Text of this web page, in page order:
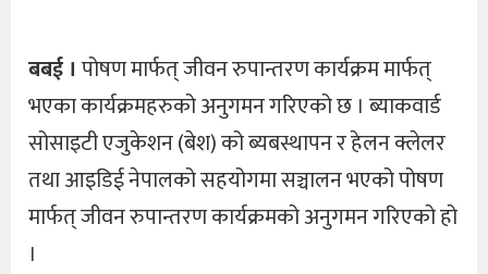
बबई । पोषण मार्फत् जीवन रुपान्तरण कार्यक्रम मार्फत्
भएका कार्यक्रमहरुको अनुगमन गरिएको छ । ब्याकवार्ड
सोसाइटी एजुकेशन (बेश) को ब्यबस्थापन र हेलन क्लेलर
तथा आइडिई नेपालको सहयोगमा सञ्चालन भएको पोषण
मार्फत् जीवन रुपान्तरण कार्यक्रमको अनुगमन गरिएको हो
।